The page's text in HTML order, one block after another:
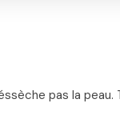
pas la